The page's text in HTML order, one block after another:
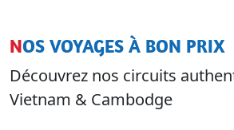
NOS VOYAGES À BON PRIX
Découvrez nos circuits
Vietnam & Cambodge